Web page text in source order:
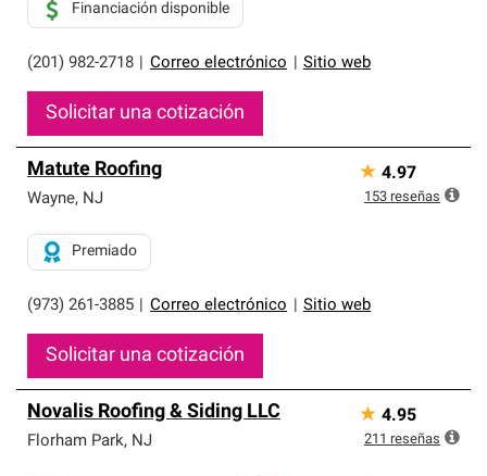
(201) 982-2718 Correo electrónico Sitio web
Financiación disponible
Solicitar una cotización
Matute Roofing
Wayne, NJ
(973) 261-3885 Correo electrónico Sitio web
Premiado
Solicitar una cotización
★ 4.97
153 reseñas
Novalis Roofing & Siding LLC
Florham Park, NJ
★ 4.95
211 reseñas